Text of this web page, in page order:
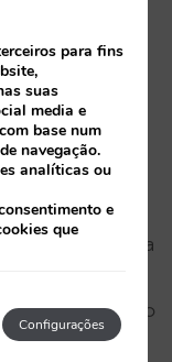
em qualquer
fisicamente
ou
E o
para que
em
mundo, mas
Criptan segue a
acesso de
que não
para fins
suas
media e
base num
navegação.
analíticas ou
e
que
Configurações